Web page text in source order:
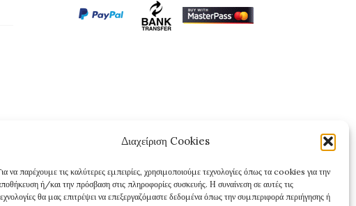
Διαχείριση Cookies
να παρέχουμε τις καλύτερες εμπειρίες, χρησιμοποιούμε τεχνολογίες όπως τα cookies για την
ή/και την πρόσβαση στις πληροφορίες συσκευής. Η συναίνεση σε αυτές τις
θα μας επιτρέψει να επεξεργαζόμαστε δεδομένα όπως την συμπεριφορά περιήγησης ή